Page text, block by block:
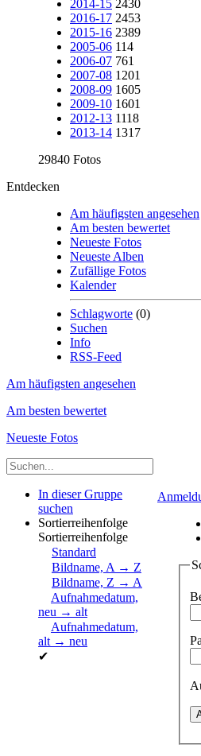
2014-15 2430
2016-17 2453
2015-16 2389
2005-06 114
2006-07 761
2007-08 1201
2008-09 1605
2009-10 1601
2012-13 1118
2013-14 1317
29840 Fotos
Entdecken
Am häufigsten angesehen
Am besten bewertet
Neueste Fotos
Neueste Alben
Zufällige Fotos
Kalender
Schlagworte (0)
Suchen
Info
RSS-Feed
Am häufigsten angesehen
Am besten bewertet
Neueste Fotos
In dieser Gruppe
suchen
Sortierreihenfolge
Sortierreihenfolge
Standard
Bildname, A → Z
Bildname, Z → A
Aufnahmedatum,
neu → alt
Aufnahmedatum,
alt → neu
✔